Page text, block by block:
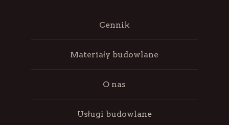
Cennik
Materiały budowlane
O nas
Usługi budowlane